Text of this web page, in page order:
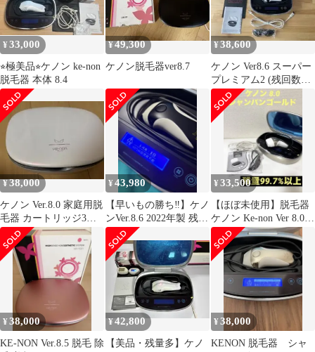
¥33,000
⭐︎極美品⭐︎ケノン ke-non
脱毛器 本体 8.4
¥49,300
ケノン脱毛器ver8.7
¥38,600
ケノン Ver8.6 スーパー
プレミアム2 (残回数
90%以上)
¥38,000
ケノン Ver.8.0 家庭用脱
毛器 カートリッジ3個
付き
¥43,980
【早いもの勝ち‼️】ケノ
ンVer.8.6 2022年製 残量
99%以上（Lv10)
¥33,500
【ほぼ未使用】脱毛器
ケノン Ke-non Ver 8.0
シャンパンゴールド
¥38,000
KE-NON Ver.8.5 脱毛 除
¥42,800
【美品・残量多】ケノ
¥38,000
KENON 脱毛器 シャ